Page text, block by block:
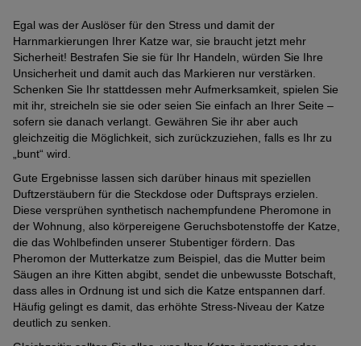
Egal was der Auslöser für den Stress und damit der
Harnmarkierungen Ihrer Katze war, sie braucht jetzt mehr
Sicherheit! Bestrafen Sie sie für Ihr Handeln, würden Sie Ihre
Unsicherheit und damit auch das Markieren nur verstärken.
Schenken Sie Ihr stattdessen mehr Aufmerksamkeit, spielen Sie
mit ihr, streicheln sie sie oder seien Sie einfach an Ihrer Seite –
sofern sie danach verlangt. Gewähren Sie ihr aber auch
gleichzeitig die Möglichkeit, sich zurückzuziehen, falls es Ihr zu
„bunt“ wird.
Gute Ergebnisse lassen sich darüber hinaus mit speziellen
Duftzerstäubern für die Steckdose oder Duftsprays erzielen.
Diese versprühen synthetisch nachempfundene Pheromone in
der Wohnung, also körpereigene Geruchsbotenstoffe der Katze,
die das Wohlbefinden unserer Stubentiger fördern. Das
Pheromon der Mutterkatze zum Beispiel, das die Mutter beim
Säugen an ihre Kitten abgibt, sendet die unbewusste Botschaft,
dass alles in Ordnung ist und sich die Katze entspannen darf.
Häufig gelingt es damit, das erhöhte Stress-Niveau der Katze
deutlich zu senken.